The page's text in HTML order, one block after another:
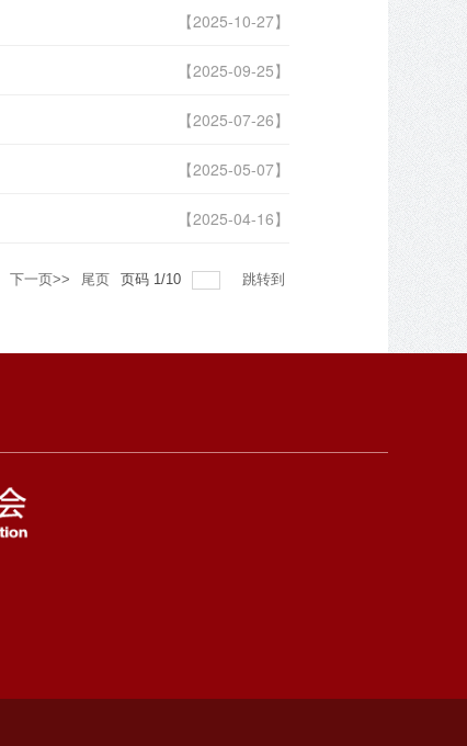
【2025-10-27】
【2025-09-25】
【2025-07-26】
【2025-05-07】
【2025-04-16】
下一页>> 尾页 页码 1/10 跳转到